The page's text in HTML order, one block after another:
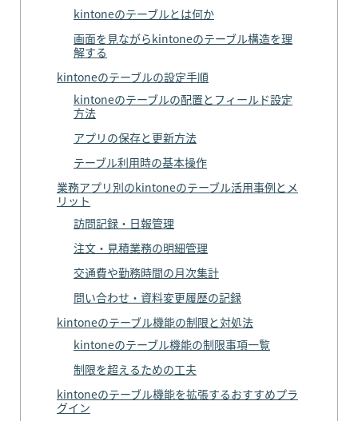
kintoneのテーブルとは何か
画面を見ながらkintoneのテーブル構造を理
解する
kintoneのテーブルの設定手順
kintoneのテーブルの配置とフィールド設定
方法
アプリの保存と更新方法
テーブル利用時の基本操作
業務アプリ別のkintoneのテーブル活用事例とメ
リット
訪問記録・日報管理
注文・見積業務の明細管理
交通費や勤務時間の月次集計
問い合わせ・資料変更履歴の記録
kintoneのテーブル機能の制限と対処法
kintoneのテーブル機能の制限事項一覧
制限を超えるための工夫
kintoneのテーブル機能を拡張するおすすめプラ
グイン